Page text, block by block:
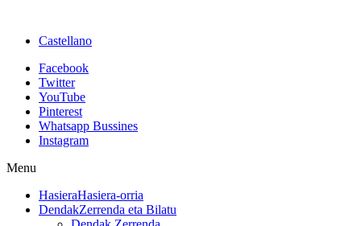
Castellano
Facebook
Twitter
YouTube
Pinterest
Whatsapp Bussines
Instagram
Menu
HasieraHasiera-orria
DendakZerrenda eta Bilatu